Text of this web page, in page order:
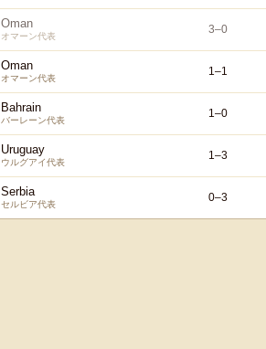
Oman
オマーン代表
3–0
Oman
オマーン代表
1–1
Bahrain
バーレーン代表
1–0
Uruguay
ウルグアイ代表
1–3
Serbia
セルビア代表
0–3